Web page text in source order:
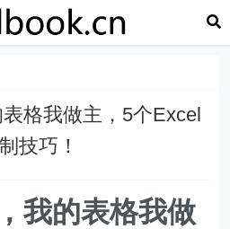
格我做主，5个Excel
技巧！
我的表格我做